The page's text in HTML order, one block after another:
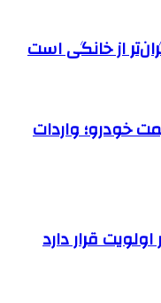
خودرو؛ واردات
قرار دارد